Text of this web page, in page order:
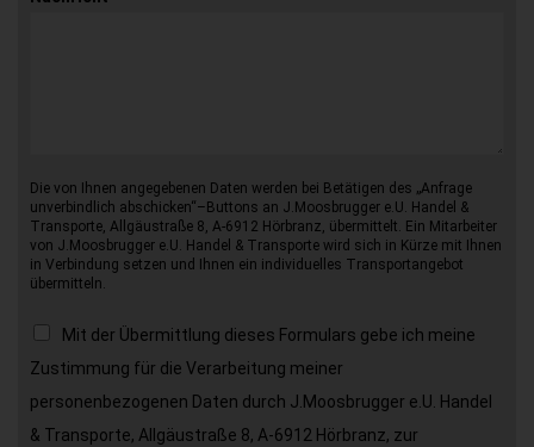
Die von Ihnen angegebenen Daten werden bei Betätigen des „Anfrage
unverbindlich abschicken“–Buttons an J.Moosbrugger e.U. Handel &
Transporte, Allgäustraße 8, A-6912 Hörbranz, übermittelt. Ein Mitarbeiter
von J.Moosbrugger e.U. Handel & Transporte wird sich in Kürze mit Ihnen
in Verbindung setzen und Ihnen ein individuelles Transportangebot
übermitteln.
Mit der Übermittlung dieses Formulars gebe ich meine
Zustimmung für die Verarbeitung meiner
personenbezogenen Daten durch J.Moosbrugger e.U. Handel
& Transporte, Allgäustraße 8, A-6912 Hörbranz, zur